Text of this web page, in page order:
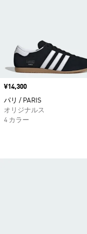
価格
¥14,300
パリ / PARIS
オリジナルス
4 カラー